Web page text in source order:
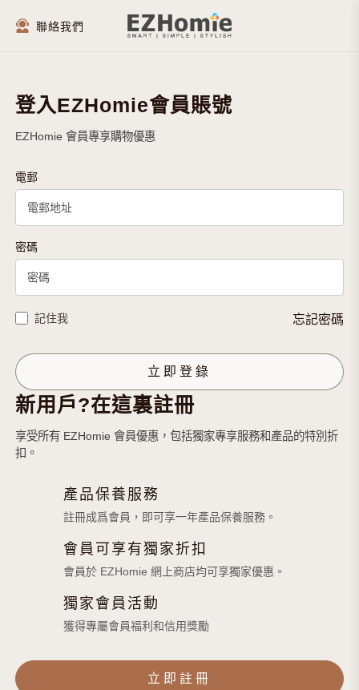
聯絡我們
登入EZHomie會員賬號
EZHomie 會員專享購物優惠
電郵
密碼
記住我 忘記密碼
新用戶?在這裏註冊
享受所有 EZHomie 會員優惠，包括獨家專享服務和產品的特別折
扣。
產品保養服務
註冊成爲會員，即可享一年產品保養服務。
會員可享有獨家折扣
會員於 EZHomie 網上商店均可享獨家優惠。
獨家會員活動
獲得專屬會員福利和信用獎勵
立即註冊